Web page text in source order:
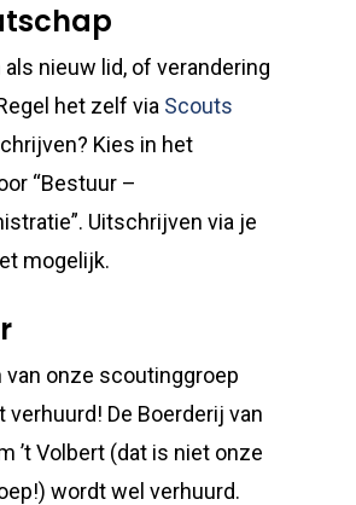
nieuw lid, of verandering
het zelf via Scouts
Kies in het
“Bestuur –
Uitschrijven via je
mogelijk.
van onze scoutinggroep
verhuurd! De Boerderij van
’t Volbert (dat is niet onze
wordt wel verhuurd.